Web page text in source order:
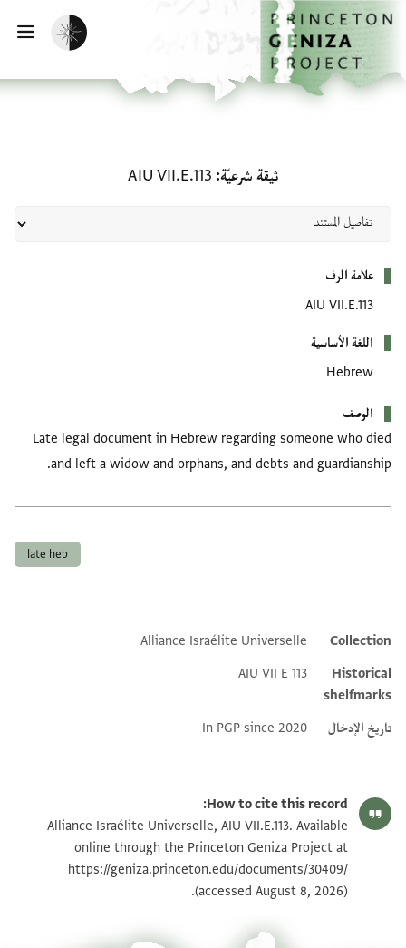
تخطي إلى المحتوى الرئيسي
الصفحة الرئيسية
تفعيل الوضع المظلم
ثيقة شرعيّة AIU VII.E.113
علامة الرف
AIU VII.E.113
اللغة الأساسية
Hebrew
الوصف
Late legal document in Hebrew regarding someone who died
and left a widow and orphans, and debts and guardianship.
late heb
Additional metadata
Collection
Alliance Israélite Universelle
Historical
shelfmarks
AIU VII E 113
تاريخ الإدخال In PGP since 2020
How to cite this record:
Alliance Israélite Universelle, AIU VII.E.113. Available
online through the Princeton Geniza Project at
https://geniza.princeton.edu/documents/30409/
(accessed August 8, 2026).